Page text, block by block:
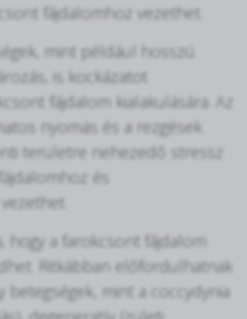
fájdalomhoz vezethet.
mint például hosszú
is kockázatot
fájdalom kialakulására. Az
nyomás és a rezgések
területre nehezedő stressz
és
hogy a farokcsont fájdalom
Ritkábban előfordulhatnak
betegségek, mint a coccydynia